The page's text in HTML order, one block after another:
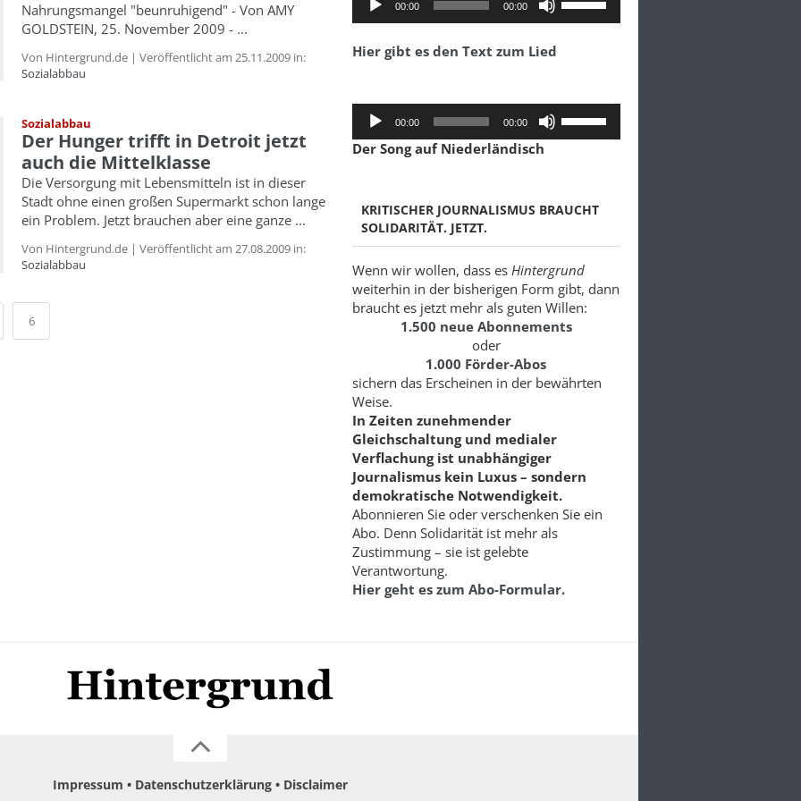
Nahrungsmangel "beunruhigend" - Von AMY
GOLDSTEIN, 25. November 2009 - ...
Von Hintergrund.de | Veröffentlicht am 25.11.2009 in:
Sozialabbau
Sozialabbau
Der Hunger trifft in Detroit jetzt
auch die Mittelklasse
Die Versorgung mit Lebensmitteln ist in dieser
Stadt ohne einen großen Supermarkt schon lange
ein Problem. Jetzt brauchen aber eine ganze ...
Von Hintergrund.de | Veröffentlicht am 27.08.2009 in:
Sozialabbau
6
Player
00:00 00:00
zu
regeln.
Hier gibt es den Text zum Lied
Audio-
Player
00:00 00:00
Lautstärke
regeln.
Der Song auf Niederländisch
KRITISCHER JOURNALISMUS BRAUCHT
SOLIDARITÄT. JETZT.
Wenn wir wollen, dass es Hintergrund
weiterhin in der bisherigen Form gibt, dann
braucht es jetzt mehr als guten Willen:
1.500 neue Abonnements
oder
1.000 Förder-Abos
sichern das Erscheinen in der bewährten
Weise.
In Zeiten zunehmender
Gleichschaltung und medialer
Verflachung ist unabhängiger
Journalismus kein Luxus – sondern
demokratische Notwendigkeit.
Abonnieren Sie oder verschenken Sie ein
Abo. Denn Solidarität ist mehr als
Zustimmung – sie ist gelebte
Verantwortung.
Hier geht es zum Abo-Formular.
Impressum Datenschutzerklärung Disclaimer